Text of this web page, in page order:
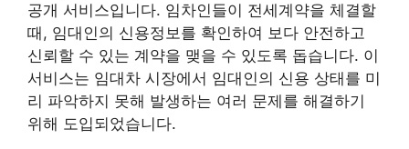
공개 서비스입니다. 임차인들이 전세계약을 체결할
때, 임대인의 신용정보를 확인하여 보다 안전하고
신뢰할 수 있는 계약을 맺을 수 있도록 돕습니다. 이
서비스는 임대차 시장에서 임대인의 신용 상태를 미
리 파악하지 못해 발생하는 여러 문제를 해결하기
위해 도입되었습니다.